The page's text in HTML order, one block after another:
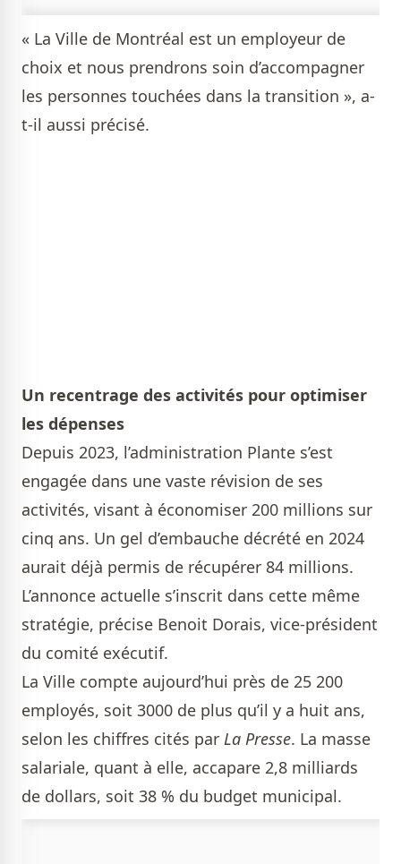
« La Ville de Montréal est un employeur de
choix et nous prendrons soin d’accompagner
les personnes touchées dans la transition », a-
t-il aussi précisé.
Un recentrage des activités pour optimiser
les dépenses
Depuis 2023, l’administration Plante s’est
engagée dans une vaste révision de ses
activités, visant à économiser 200 millions sur
cinq ans. Un gel d’embauche décrété en 2024
aurait déjà permis de récupérer 84 millions.
L’annonce actuelle s’inscrit dans cette même
stratégie, précise Benoit Dorais, vice-président
du comité exécutif.
La Ville compte aujourd’hui près de 25 200
employés, soit 3000 de plus qu’il y a huit ans,
selon les chiffres cités par La Presse. La masse
salariale, quant à elle, accapare 2,8 milliards
de dollars, soit 38 % du budget municipal.